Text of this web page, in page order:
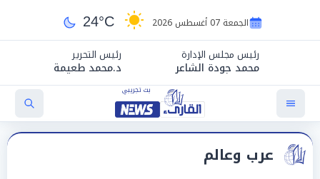
الجمعة 07 أغسطس 2026 24°C
رئيس مجلس الإدارة
محمد جودة الشاعر
رئيس التحرير
د.محمد طعيمة
عرب وعالم